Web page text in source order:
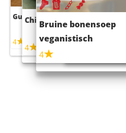
Guacamole
4
Chili con carne
4
Bruine bonensoep
veganistisch
4
Sushi rijstsalade
maaltijdsalade
4